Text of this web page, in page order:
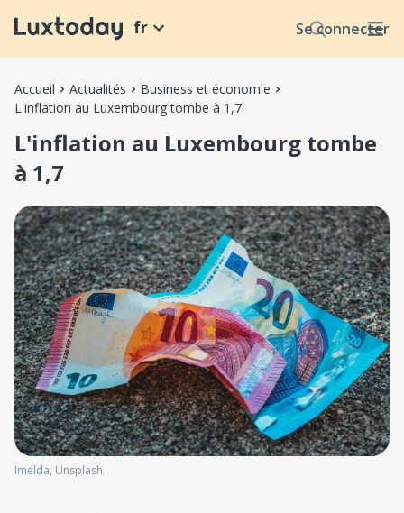
Se connecter
fr
Accueil Actualités
Business et économie
L'inflation au Luxembourg tombe à 1,7
L'inflation au Luxembourg tombe
à 1,7
Imelda, Unsplash